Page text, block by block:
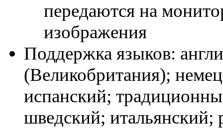
передаются на
изображения
Поддержка языков:
(Великобритания);
испанский;
шведский; итальянский;